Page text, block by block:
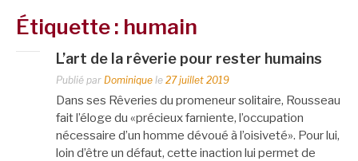
Étiquette : humain
L’art de la rêverie pour rester humains
Publié par Dominique le 27 juillet 2019
Dans ses Rêveries du promeneur solitaire, Rousseau
fait l’éloge du «précieux farniente, l’occupation
nécessaire d’un homme dévoué à l’oisiveté». Pour lui,
loin d’être un défaut, cette inaction lui permet de